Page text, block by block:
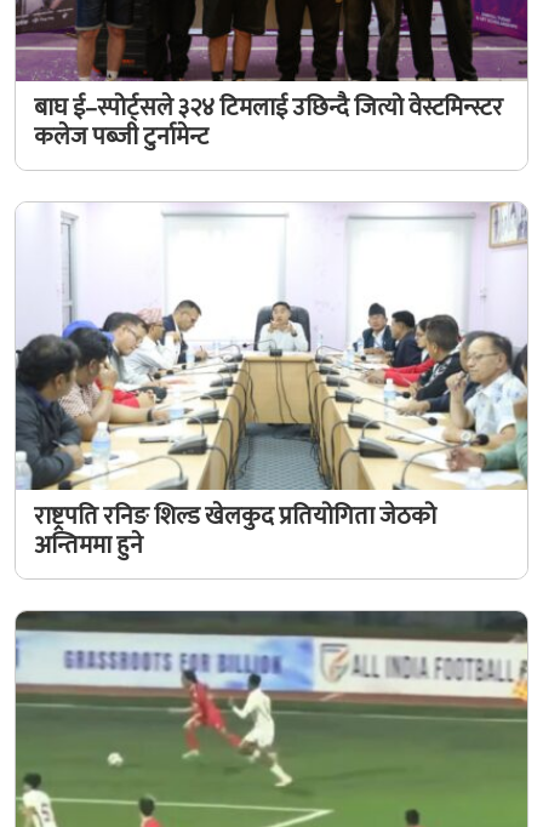
बाघ ई–स्पोर्ट्सले ३२४ टिमलाई उछिन्दै जित्यो वेस्टमिन्स्टर
कलेज पब्जी टुर्नामेन्ट
राष्ट्रपति रनिङ शिल्ड खेलकुद प्रतियोगिता जेठको
अन्तिममा हुने